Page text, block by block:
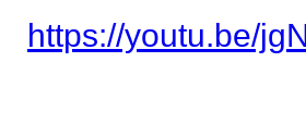
https://youtu.be/